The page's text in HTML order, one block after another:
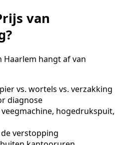
van
hangt af van
vs. wortels vs. verzakking
diagnose
hogedrukspuit,
verstopping